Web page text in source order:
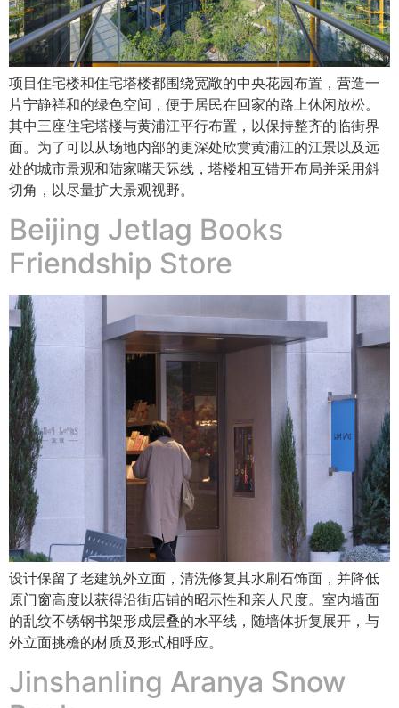
项目住宅楼和住宅塔楼都围绕宽敞的中央花园布置，营造一
片宁静祥和的绿色空间，便于居民在回家的路上休闲放松。
其中三座住宅塔楼与黄浦江平行布置，以保持整齐的临街界
面。为了可以从场地内部的更深处欣赏黄浦江的江景以及远
处的城市景观和陆家嘴天际线，塔楼相互错开布局并采用斜
切角，以尽量扩大景观视野。
Beijing Jetlag Books
Friendship Store
设计保留了老建筑外立面，清洗修复其水刷石饰面，并降低
原门窗高度以获得沿街店铺的昭示性和亲人尺度。室内墙面
的乱纹不锈钢书架形成层叠的水平线，随墙体折复展开，与
外立面挑檐的材质及形式相呼应。
Jinshanling Aranya Snow